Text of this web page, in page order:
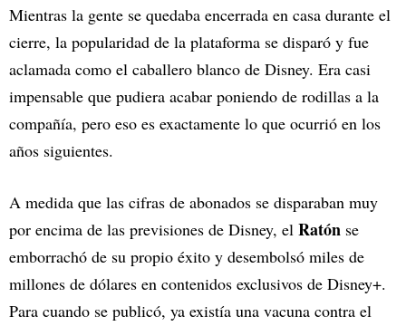
Mientras la gente se quedaba encerrada en casa durante el
cierre, la popularidad de la plataforma se disparó y fue
aclamada como el caballero blanco de Disney. Era casi
impensable que pudiera acabar poniendo de rodillas a la
compañía, pero eso es exactamente lo que ocurrió en los
años siguientes.
A medida que las cifras de abonados se disparaban muy
por encima de las previsiones de Disney, el Ratón se
emborrachó de su propio éxito y desembolsó miles de
millones de dólares en contenidos exclusivos de Disney+.
Para cuando se publicó, ya existía una vacuna contra el